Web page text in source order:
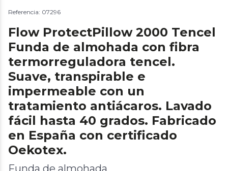
Referencia: 07296
Flow ProtectPillow 2000 Tencel
Funda de almohada con fibra
termorreguladora tencel.
Suave, transpirable e
impermeable con un
tratamiento antiácaros. Lavado
fácil hasta 40 grados. Fabricado
en España con certificado
Oekotex.